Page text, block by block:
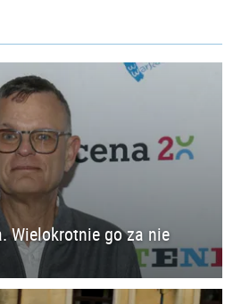
Wielokrotnie go za nie